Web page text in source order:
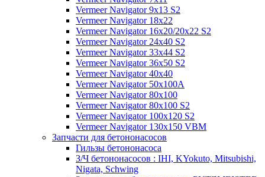
Vermeer Navigator 9x13 S2
Vermeer Navigator 18x22
Vermeer Navigator 16x20/20x22 S2
Vermeer Navigator 24x40 S2
Vermeer Navigator 33x44 S2
Vermeer Navigator 36x50 S2
Vermeer Navigator 40x40
Vermeer Navigator 50x100A
Vermeer Navigator 80x100
Vermeer Navigator 80x100 S2
Vermeer Navigator 100x120 S2
Vermeer Navigator 130x150 VBM
Запчасти для бетононасосов
Гильзы бетононасоса
З/Ч бетононасосов : IHI, KYokuto, Mitsubishi,
Nigata, Schwing